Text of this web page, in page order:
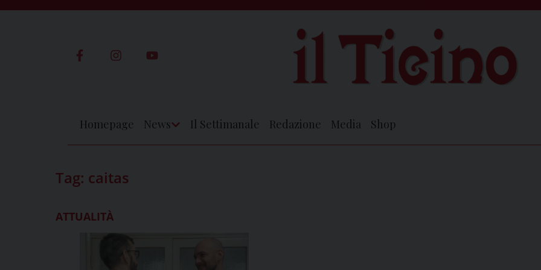
Homepage News Il Settimanale Redazione Media Shop
Tag: caitas
ATTUALITÀ